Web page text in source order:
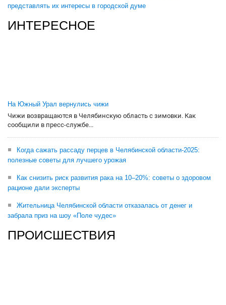
представлять их интересы в городской думе
ИНТЕРЕСНОЕ
На Южный Урал вернулись чижи
Чижи возвращаются в Челябинскую область с зимовки. Как
сообщили в пресс-службе...
Когда сажать рассаду перцев в Челябинской области-2025:
полезные советы для лучшего урожая
Как снизить риск развития рака на 10–20%: советы о здоровом
рационе дали эксперты
Жительница Челябинской области отказалась от денег и
забрала приз на шоу «Поле чудес»
ПРОИСШЕСТВИЯ